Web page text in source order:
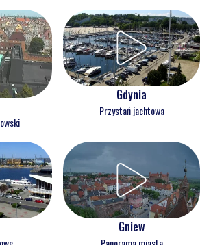
Gdynia
Przystań jachtowa
Gniew